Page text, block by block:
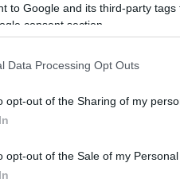
to Google and its third-party
consent section.
Data Processing Opt Outs
opt-out of the Sharing of my
opt-out of the Sale of my Personal